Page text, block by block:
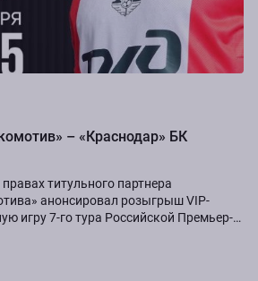
– «Краснодар» БК
титульного партнера
анонсировал розыгрыш VIP-
игру 7-го тура Российской Премьер-